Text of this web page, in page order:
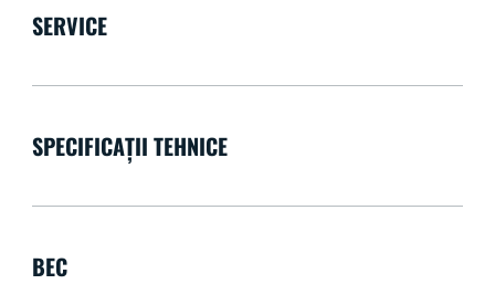
SERVICE
SPECIFICAȚII TEHNICE
BEC